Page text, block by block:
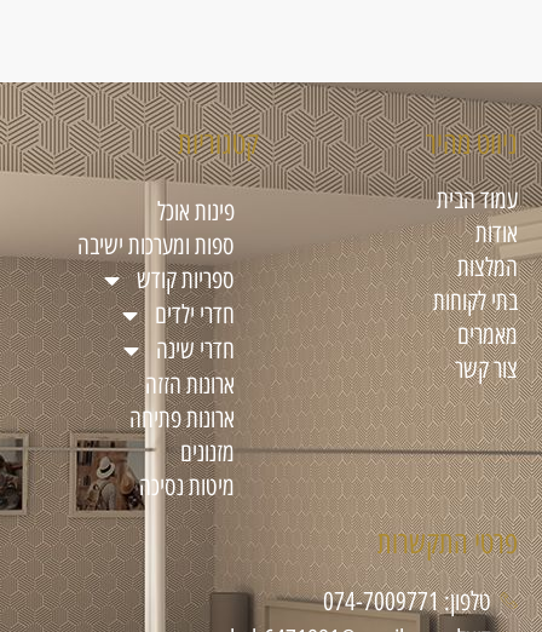
ניווט מהיר
עמוד הבית
אודות
המלצות
בתי לקוחות
מאמרים
צור קשר
קטגוריות
פינות אוכל
ספות ומערכות ישיבה
ספריות קודש
חדרי ילדים
חדרי שינה
ארונות הזזה
ארונות פתיחה
מזנונים
מיטות נסיכה
פרטי התקשרות
טלפון: 074-7009771